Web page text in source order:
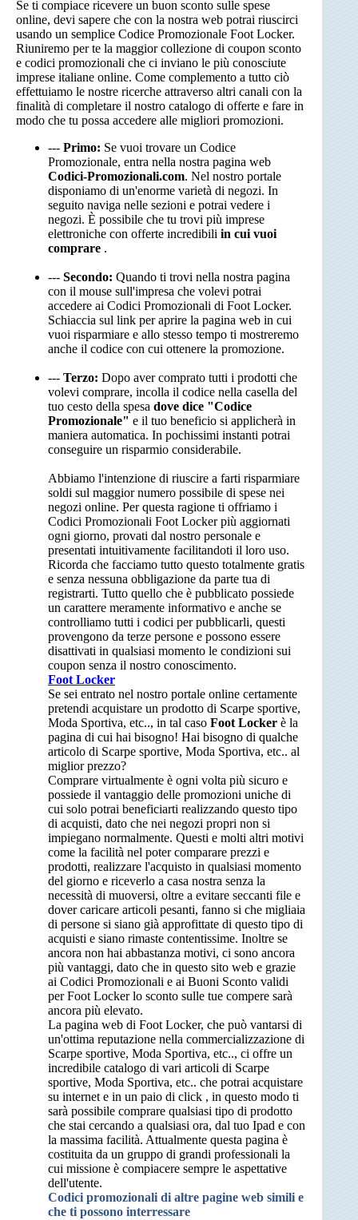
Se ti compiace ricevere un buon sconto sulle spese
online, devi sapere che con la nostra web potrai riuscirci
usando un semplice Codice Promozionale Foot Locker.
Riuniremo per te la maggior collezione di coupon sconto
e codici promozionali che ci inviano le più conosciute
imprese italiane online. Come complemento a tutto ciò
effettuiamo le nostre ricerche attraverso altri canali con la
finalità di completare il nostro catalogo di offerte e fare in
modo che tu possa accedere alle migliori promozioni.
--- Primo: Se vuoi trovare un Codice
Promozionale, entra nella nostra pagina web
Codici-Promozionali.com. Nel nostro portale
disponiamo di un'enorme varietà di negozi. In
seguito naviga nelle sezioni e potrai vedere i
negozi. È possibile che tu trovi più imprese
elettroniche con offerte incredibili in cui vuoi
comprare .
--- Secondo: Quando ti trovi nella nostra pagina
con il mouse sull'impresa che volevi potrai
accedere ai Codici Promozionali di Foot Locker.
Schiaccia sul link per aprire la pagina web in cui
vuoi risparmiare e allo stesso tempo ti mostreremo
anche il codice con cui ottenere la promozione.
--- Terzo: Dopo aver comprato tutti i prodotti che
volevi comprare, incolla il codice nella casella del
tuo cesto della spesa dove dice "Codice
Promozionale" e il tuo beneficio si applicherà in
maniera automatica. In pochissimi instanti potrai
conseguire un risparmio considerabile.
Abbiamo l'intenzione di riuscire a farti risparmiare
soldi sul maggior numero possibile di spese nei
negozi online. Per questa ragione ti offriamo i
Codici Promozionali Foot Locker più aggiornati
ogni giorno, provati dal nostro personale e
presentati intuitivamente facilitandoti il loro uso.
Ricorda che facciamo tutto questo totalmente gratis
e senza nessuna obbligazione da parte tua di
registrarti. Tutto quello che è pubblicato possiede
un carattere meramente informativo e anche se
controlliamo tutti i codici per pubblicarli, questi
provengono da terze persone e possono essere
disattivati in qualsiasi momento le condizioni sui
coupon senza il nostro conoscimento.
Foot Locker
Se sei entrato nel nostro portale online certamente
pretendi acquistare un prodotto di Scarpe sportive,
Moda Sportiva, etc.., in tal caso Foot Locker è la
pagina di cui hai bisogno! Hai bisogno di qualche
articolo di Scarpe sportive, Moda Sportiva, etc.. al
miglior prezzo?
Comprare virtualmente è ogni volta più sicuro e
possiede il vantaggio delle promozioni uniche di
cui solo potrai beneficiarti realizzando questo tipo
di acquisti, dato che nei negozi propri non si
impiegano normalmente. Questi e molti altri motivi
come la facilità nel poter comparare prezzi e
prodotti, realizzare l'acquisto in qualsiasi momento
del giorno e riceverlo a casa nostra senza la
necessità di muoversi, oltre a evitare seccanti file e
dover caricare articoli pesanti, fanno si che migliaia
di persone si siano già approfittate di questo tipo di
acquisti e siano rimaste contentissime. Inoltre se
ancora non hai abbastanza motivi, ci sono ancora
più vantaggi, dato che in questo sito web e grazie
ai Codici Promozionali e ai Buoni Sconto validi
per Foot Locker lo sconto sulle tue compere sarà
ancora più elevato.
La pagina web di Foot Locker, che può vantarsi di
un'ottima reputazione nella commercializzazione di
Scarpe sportive, Moda Sportiva, etc.., ci offre un
incredibile catalogo di vari articoli di Scarpe
sportive, Moda Sportiva, etc.. che potrai acquistare
su internet e in un paio di click , in questo modo ti
sarà possibile comprare qualsiasi tipo di prodotto
che stai cercando a qualsiasi ora, dal tuo Ipad e con
la massima facilità. Attualmente questa pagina è
costituita da un gruppo di grandi professionali la
cui missione è compiacere sempre le aspettative
dell'utente.
Codici promozionali di altre pagine web simili e
che ti possono interressare